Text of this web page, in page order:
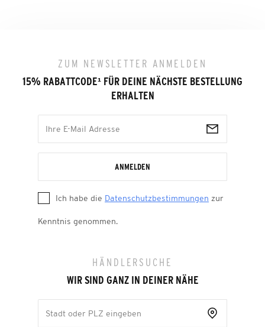
ZUM NEWSLETTER ANMELDEN
15% RABATTCODE¹ FÜR DEINE NÄCHSTE BESTELLUNG
ERHALTEN
ANMELDEN
Ich habe die Datenschutzbestimmungen zur
Kenntnis genommen.
HÄNDLERSUCHE
WIR SIND GANZ IN DEINER NÄHE